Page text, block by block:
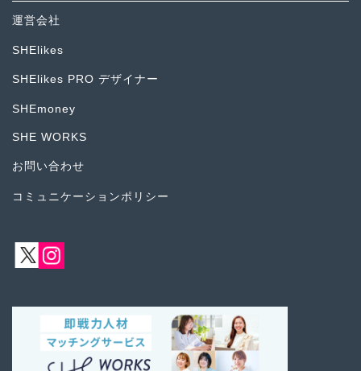
運営会社
SHElikes
SHElikes PRO デザイナー
SHEmoney
SHE WORKS
お問い合わせ
コミュニケーションポリシー